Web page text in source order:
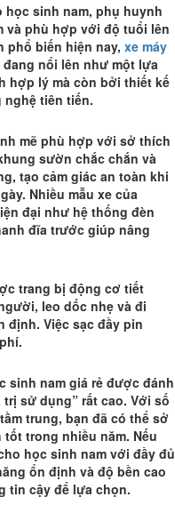
sinh nam, phụ huynh
và phù hợp với độ tuổi lên
phổ biến hiện nay, xe máy
nổi lên như một lựa
hợp lý mà còn bởi thiết kế
tiên tiến.
mẽ phù hợp với sở thích
sườn chắc chắn và
tạo cảm giác an toàn khi
Nhiều mẫu xe của
đại như hệ thống đèn
đĩa trước giúp nâng
trang bị động cơ tiết
leo dốc nhẹ và đi
Việc sạc đầy pin
sinh nam giá rẻ được đánh
sử dụng” rất cao. Với số
trung, bạn đã có thể sở
tốt trong nhiều năm. Nếu
học sinh nam với đầy đủ
ổn định và độ bền cao
tin cậy để lựa chọn.